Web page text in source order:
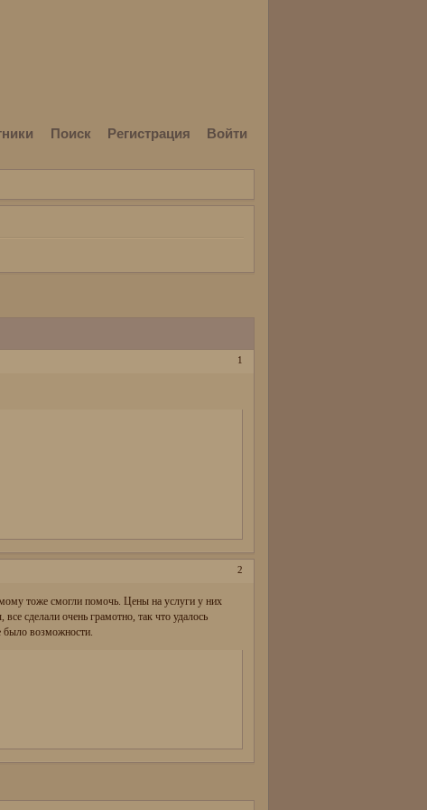
Поиск Регистрация Войти
1
2
тоже смогли помочь. Цены на услуги у них
сделали очень грамотно, так что удалось
было возможности.